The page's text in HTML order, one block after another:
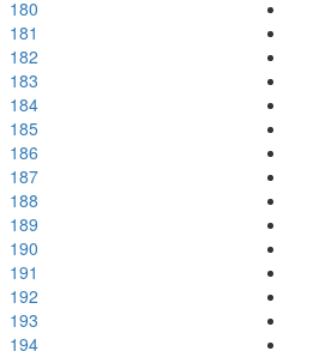
180
181
182
183
184
185
186
187
188
189
190
191
192
193
194